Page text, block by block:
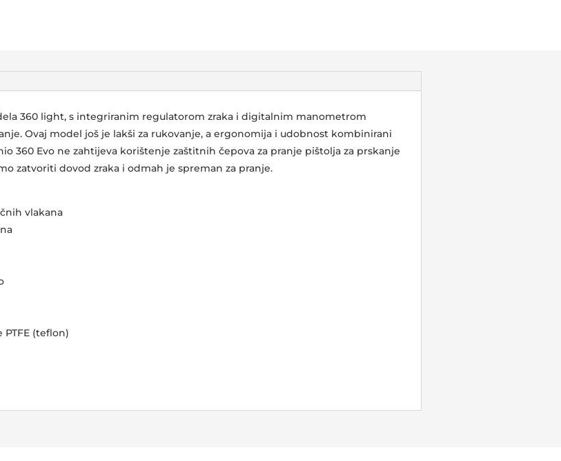
360 light, s integriranim regulatorom zraka i digitalnim manometrom
Ovaj model još je lakši za rukovanje, a ergonomija i udobnost kombinirani
360 Evo ne zahtijeva korištenje zaštitnih čepova za pranje pištolja za prskanje
zatvoriti dovod zraka i odmah je spreman za pranje.
vlakana
(teflon)